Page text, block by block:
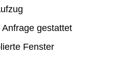
gestattet
Fenster